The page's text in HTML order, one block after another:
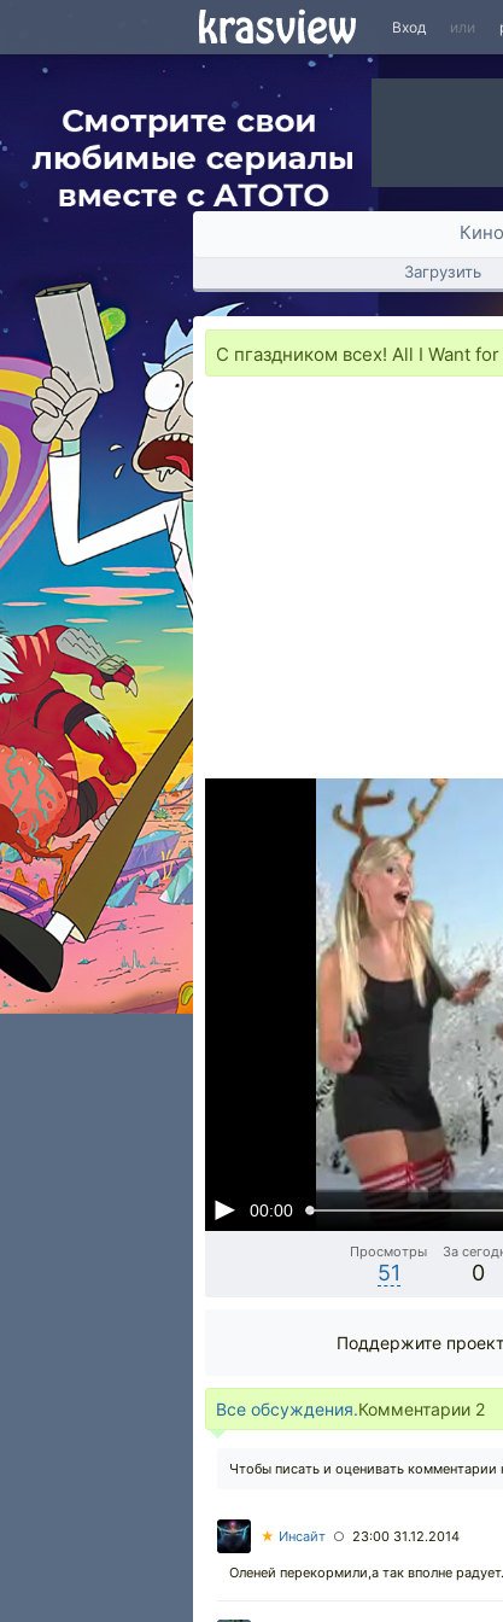
Вход или
Кино
Загрузить
С пгаздником всех! All I Want
00:00
Просмотры
51
За
0
Поддержите
Все обсуждения.Комментарии 2
Чтобы писать и оценивать комментарии
★ Инсайт ○ 23:00 31.12.2014
Оленей перекормили,а так вполне